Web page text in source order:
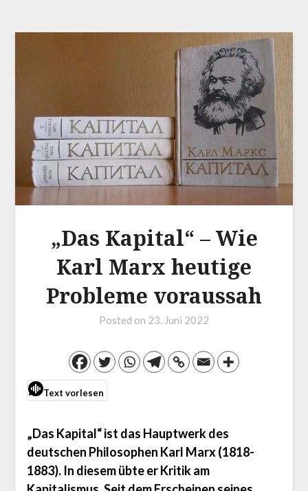
„Das Kapital“ – Wie
Karl Marx heutige
Probleme voraussah
Posted on 23. Juni 2022
Text vorlesen
„Das Kapital“ ist das Hauptwerk des
deutschen Philosophen Karl Marx (1818-
1883). In diesem übte er Kritik am